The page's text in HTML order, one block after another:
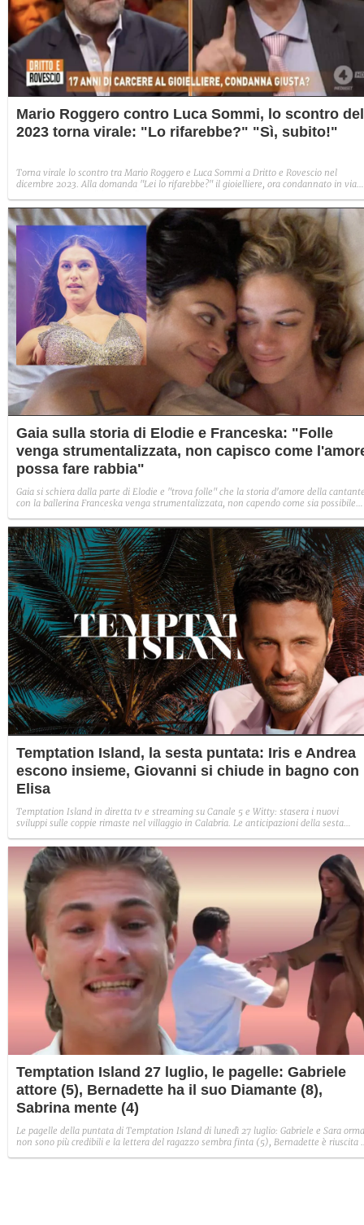
Mario Roggero contro Luca Sommi, lo scontro del
2023 torna virale: "Lo rifarebbe?" "Sì, subito!"
Torna virale lo scontro tra Mario Roggero e Luca Sommi a Dritto e Rovescio nel
dicembre 2023. Alla domanda "Lei lo rifarebbe?" il gioielliere, ora condannato in via
Gaia sulla storia di Elodie e Franceska: "Folle
venga strumentalizzata, non capisco come
possa fare rabbia"
Gaia si schiera dalla parte di Elodie e "trova folle" che la storia d'amore della
con la ballerina Franceska venga strumentalizzata, non capendo come sia possibile
Temptation Island, la sesta puntata: Iris e Andrea
escono insieme, Giovanni si chiude in bagno con
Elisa
Temptation Island in diretta tv e streaming su Canale 5 e Witty: stasera i nuovi
sviluppi sulle coppie rimaste nel villaggio in Calabria. Le anticipazioni della sesta
Sabrina rifiuta il falò con Giovanni e si avvicina a Lory.
Temptation Island 27 luglio, le pagelle: Gabriele
attore (5), Bernadette ha il suo Diamante (8),
Sabrina mente (4)
Le pagelle della puntata di Temptation Island di lunedì 27 luglio: Gabriele e Sara
non sono più credibili e la lettera del ragazzo sembra finta (5), Bernadette è riuscita